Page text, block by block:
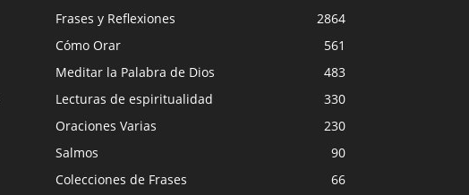
Frases y Reflexiones
2864
Cómo Orar
561
Meditar la Palabra de Dios
483
Lecturas de espiritualidad
330
Oraciones Varias
230
Salmos
90
Colecciones de Frases
66